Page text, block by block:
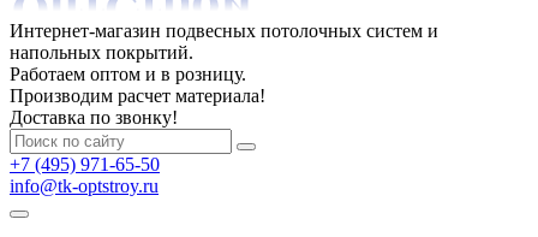
Интернет-магазин подвесных потолочных систем и
напольных покрытий.
Работаем оптом и в розницу.
Производим расчет материала!
Доставка по звонку!
+7 (495) 971-65-50
info@tk-optstroy.ru